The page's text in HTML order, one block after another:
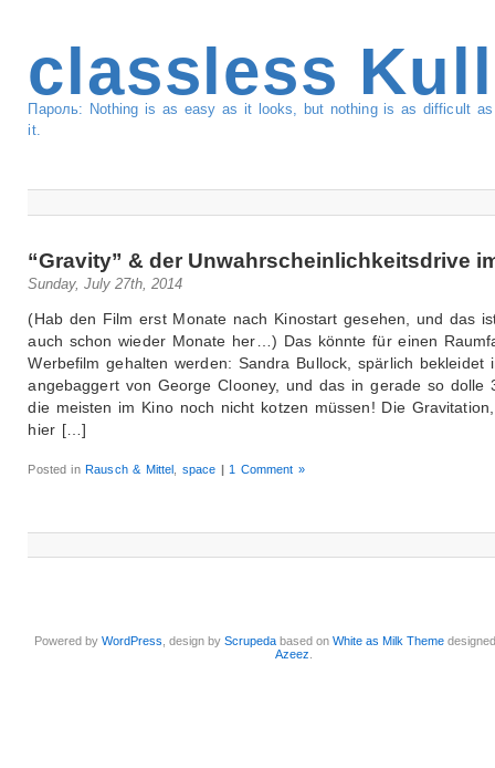
classless
Пароль: Nothing is as easy as it looks, but nothing is as difficult
it.
“Gravity” & der Unwahrscheinlichkeitsdrive
Sunday, July 27th, 2014
(Hab den Film erst Monate nach Kinostart gesehen, und das
auch schon wieder Monate her…) Das könnte für einen
Werbefilm gehalten werden: Sandra Bullock, spärlich bekleidet
angebaggert von George Clooney, und das in gerade so dolle
die meisten im Kino noch nicht kotzen müssen! Die
hier […]
Posted inRausch & Mittel space | 1 Comment »
Powered byWordPress , design byScrupeda based onWhite as Milk Theme
Azeez